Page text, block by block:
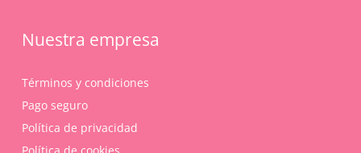
Nuestra empresa
Términos y condiciones
Pago seguro
Política de privacidad